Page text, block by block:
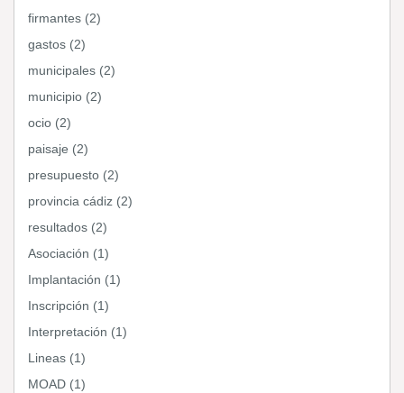
firmantes (2)
gastos (2)
municipales (2)
municipio (2)
ocio (2)
paisaje (2)
presupuesto (2)
provincia cádiz (2)
resultados (2)
Asociación (1)
Implantación (1)
Inscripción (1)
Interpretación (1)
Lineas (1)
MOAD (1)